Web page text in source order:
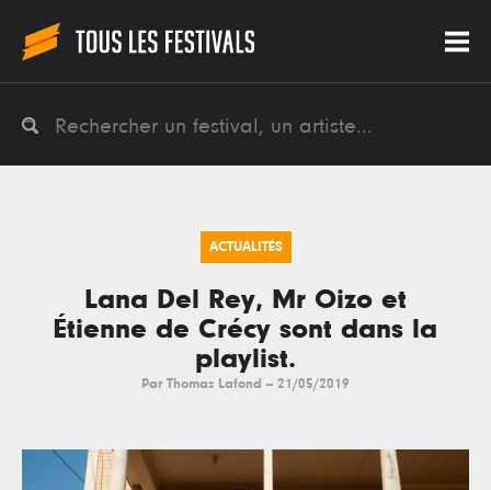
ACTUALITÉS
Lana Del Rey, Mr Oizo et
Étienne de Crécy sont dans la
playlist.
Par Thomas Lafond -- 21/05/2019